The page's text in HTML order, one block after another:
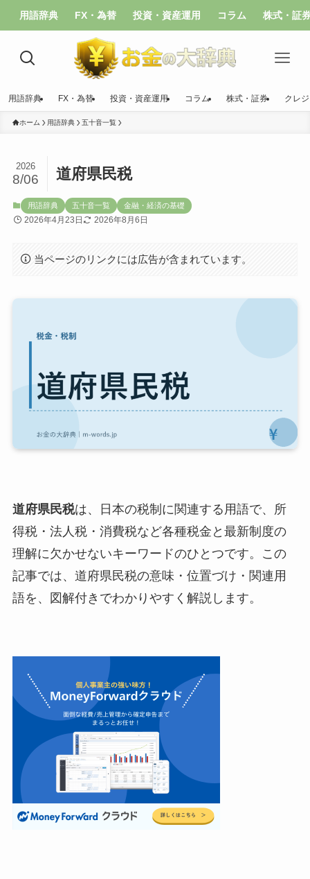
用語辞典 FX・為替 投資・資産運用 コラム 株式・証
用語辞典 FX・為替 投資・資産運用 コラム 株式・証券 クレ
ホーム 用語辞典 五十音一覧
道府県民税
2026
8/06
用語辞典 五十音一覧 金融・経済の基礎
2026年4月23日 2026年8月6日
当ページのリンクには広告が含まれています。
道府県民税は、日本の税制に関連する用語で、所
得税・法人税・消費税など各種税金と最新制度の
理解に欠かせないキーワードのひとつです。この
記事では、道府県民税の意味・位置づけ・関連用
語を、図解付きでわかりやすく解説します。